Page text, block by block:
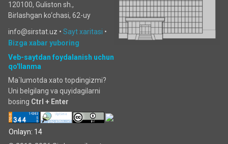
120100, Guliston sh.,
Birlashgan ko‘chаsi, 62-uy
info@sirstat.uz • Sayt xaritasi •
Bizga xabar yuboring
Veb-saytdan foydalanish uchun
qo'llanma
Ma`lumotda xato topdingizmi?
Uni belgilang va quyidagilarni
bosing Ctrl + Enter
Onlayn: 14